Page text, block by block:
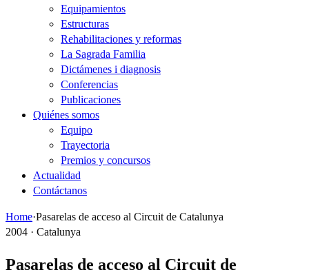
Equipamientos
Estructuras
Rehabilitaciones y reformas
La Sagrada Familia
Dictámenes i diagnosis
Conferencias
Publicaciones
Quiénes somos
Equipo
Trayectoria
Premios y concursos
Actualidad
Contáctanos
Home·Pasarelas de acceso al Circuit de Catalunya
2004 · Catalunya
Pasarelas de acceso al Circuit de